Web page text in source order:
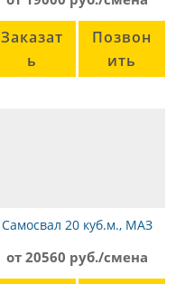
Заказат
ь
Позвон
ить
Самосвал 20 куб.м., МАЗ
от 20560 руб./смена